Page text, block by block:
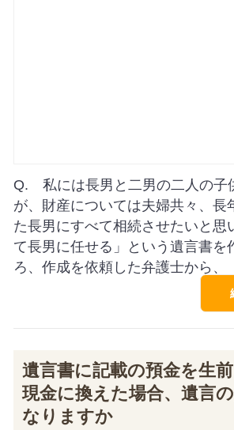
Q. 私には長男と二男の二人の子
が、財産については夫婦共々、長
た長男にすべて相続させたいと思
て長男に任せる」という遺言書を
ろ、作成を依頼した弁護士から
遺言書に記載の預金を生
現金に換えた場合、遺言
なりますか